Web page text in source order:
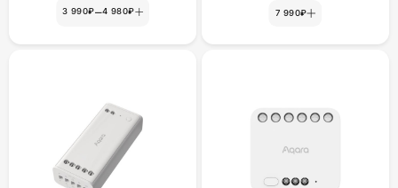
3 990₽–4 980₽ 7 990₽